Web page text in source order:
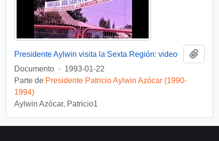
Presidente Aylwin visita la Sexta Región: video
Documento · 1993-01-22
Parte de Presidente Patricio Aylwin Azócar (1990-
1994)
Aylwin Azócar, Patricio1